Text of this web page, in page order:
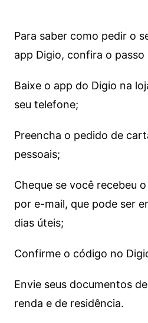
Para saber como pedir o
app Digio, confira o passo
Baixe o app do Digio na
seu telefone;
Preencha o pedido de
pessoais;
Cheque se você recebeu
por e-mail, que pode ser
dias úteis;
Confirme o código no
Envie seus documentos
renda e de residência.